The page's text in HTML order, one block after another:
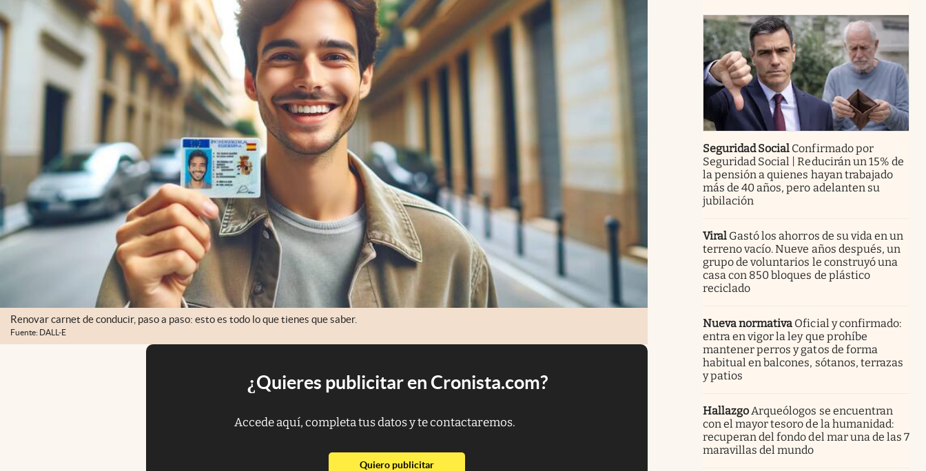
Renovar carnet de conducir, paso a paso: esto es todo lo que tienes que saber.
Fuente: DALL-E
¿Quieres publicitar en Cronista.com?
Accede aquí, completa tus datos y te contactaremos.
Quiero publicitarabre en nueva pestaña
Seguridad Social Confirmado por
Seguridad Social | Reducirán un 15% de
la pensión a quienes hayan trabajado
más de 40 años, pero adelanten su
jubilación
Viral Gastó los ahorros de su vida en un
terreno vacío. Nueve años después, un
grupo de voluntarios le construyó una
casa con 850 bloques de plástico
reciclado
Nueva normativa Oficial y confirmado:
entra en vigor la ley que prohíbe
mantener perros y gatos de forma
habitual en balcones, sótanos, terrazas
y patios
HallazgoArqueólogos se encuentran
con el mayor tesoro de la humanidad:
recuperan del fondo del mar una de las 7
maravillas del mundo